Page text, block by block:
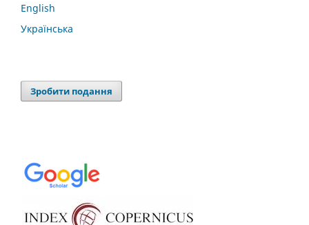
English
Українська
Зробити подання